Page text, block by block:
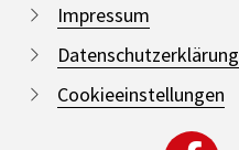
Impressum
Datenschutzerklärung
Cookieeinstellungen